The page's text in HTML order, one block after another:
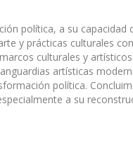
política, a su capacidad
y prácticas culturales
culturales y
artísticas
política.
a su